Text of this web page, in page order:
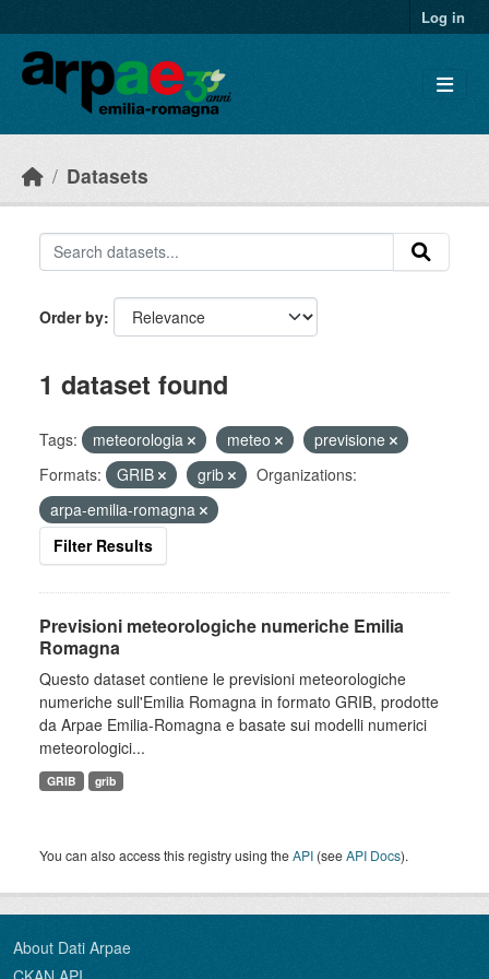
Log in
Datasets
Order by
1 dataset found
Tags: meteorologia meteo
previsione
Formats:
GRIB grib
Organizations:
arpa-emilia-romagna
Filter Results
Previsioni meteorologiche numeriche Emilia
Romagna
Questo dataset contiene le previsioni meteorologiche
numeriche sull'Emilia Romagna in formato GRIB, prodotte
da Arpae Emilia-Romagna e basate sui modelli numerici
meteorologici...
GRIB grib
You can also access this registry using theAPI (seeAPI Docs).
About Dati Arpae